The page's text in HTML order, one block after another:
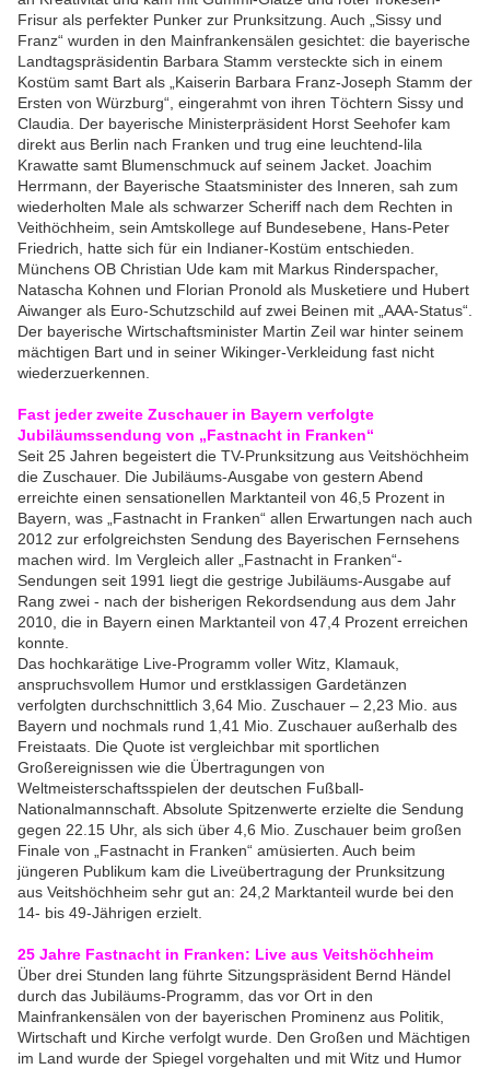
Frisur als perfekter Punker zur Prunksitzung. Auch „Sissy und
Franz“ wurden in den Mainfrankensälen gesichtet: die bayerische
Landtagspräsidentin Barbara Stamm versteckte sich in einem
Kostüm samt Bart als „Kaiserin Barbara Franz-Joseph Stamm der
Ersten von Würzburg“, eingerahmt von ihren Töchtern Sissy und
Claudia. Der bayerische Ministerpräsident Horst Seehofer kam
direkt aus Berlin nach Franken und trug eine leuchtend-lila
Krawatte samt Blumenschmuck auf seinem Jacket. Joachim
Herrmann, der Bayerische Staatsminister des Inneren, sah zum
wiederholten Male als schwarzer Scheriff nach dem Rechten in
Veithöchheim, sein Amtskollege auf Bundesebene, Hans-Peter
Friedrich, hatte sich für ein Indianer-Kostüm entschieden.
Münchens OB Christian Ude kam mit Markus Rinderspacher,
Natascha Kohnen und Florian Pronold als Musketiere und Hubert
Aiwanger als Euro-Schutzschild auf zwei Beinen mit „AAA-Status“.
Der bayerische Wirtschaftsminister Martin Zeil war hinter seinem
mächtigen Bart und in seiner Wikinger-Verkleidung fast nicht
wiederzuerkennen.
Fast jeder zweite Zuschauer in Bayern verfolgte
Jubiläumssendung von „Fastnacht in Franken“
Seit 25 Jahren begeistert die TV-Prunksitzung aus Veitshöchheim
die Zuschauer. Die Jubiläums-Ausgabe von gestern Abend
erreichte einen sensationellen Marktanteil von 46,5 Prozent in
Bayern, was „Fastnacht in Franken“ allen Erwartungen nach auch
2012 zur erfolgreichsten Sendung des Bayerischen Fernsehens
machen wird. Im Vergleich aller „Fastnacht in Franken“-
Sendungen seit 1991 liegt die gestrige Jubiläums-Ausgabe auf
Rang zwei - nach der bisherigen Rekordsendung aus dem Jahr
2010, die in Bayern einen Marktanteil von 47,4 Prozent erreichen
konnte.
Das hochkarätige Live-Programm voller Witz, Klamauk,
anspruchsvollem Humor und erstklassigen Gardetänzen
verfolgten durchschnittlich 3,64 Mio. Zuschauer – 2,23 Mio. aus
Bayern und nochmals rund 1,41 Mio. Zuschauer außerhalb des
Freistaats. Die Quote ist vergleichbar mit sportlichen
Großereignissen wie die Übertragungen von
Weltmeisterschaftsspielen der deutschen Fußball-
Nationalmannschaft. Absolute Spitzenwerte erzielte die Sendung
gegen 22.15 Uhr, als sich über 4,6 Mio. Zuschauer beim großen
Finale von „Fastnacht in Franken“ amüsierten. Auch beim
jüngeren Publikum kam die Liveübertragung der Prunksitzung
aus Veitshöchheim sehr gut an: 24,2 Marktanteil wurde bei den
14- bis 49-Jährigen erzielt.
25 Jahre Fastnacht in Franken: Live aus Veitshöchheim
Über drei Stunden lang führte Sitzungspräsident Bernd Händel
durch das Jubiläums-Programm, das vor Ort in den
Mainfrankensälen von der bayerischen Prominenz aus Politik,
Wirtschaft und Kirche verfolgt wurde. Den Großen und Mächtigen
im Land wurde der Spiegel vorgehalten und mit Witz und Humor